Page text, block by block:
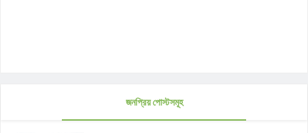
জনপ্রিয় পোস্টসমূহ